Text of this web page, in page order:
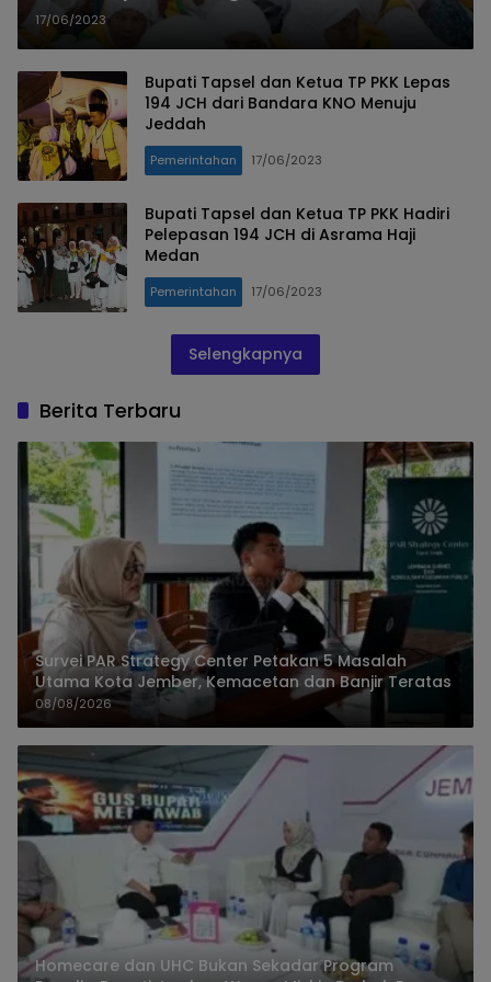
Sayang
17/06/2023
Bupati Tapsel dan Ketua TP PKK Lepas
194 JCH dari Bandara KNO Menuju
Jeddah
Pemerintahan 17/06/2023
Bupati Tapsel dan Ketua TP PKK Hadiri
Pelepasan 194 JCH di Asrama Haji
Medan
Pemerintahan 17/06/2023
Selengkapnya
Berita Terbaru
Survei PAR Strategy Center Petakan 5 Masalah
Utama Kota Jember, Kemacetan dan Banjir Teratas
08/08/2026
Homecare dan UHC Bukan Sekadar Program